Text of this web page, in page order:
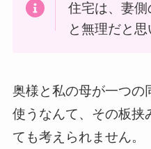
住宅は、妻
と無理だと思
奥様と私の母が一つの
使うなんて、その板挟
ても考えられません。